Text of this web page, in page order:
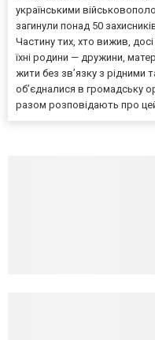
українськими
загинули понад 50
Частину тих, хто вижив,
їхні родини — дружини,
жити без зв’язку з рідними
об’єдналися в громадську
разом розповідають про